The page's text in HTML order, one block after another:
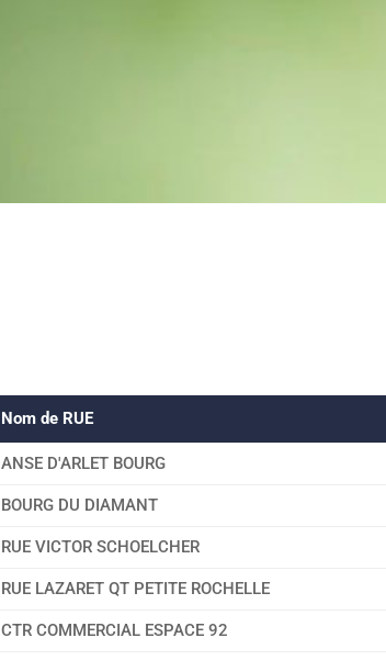
Nom de RUE
ANSE D'ARLET BOURG
BOURG DU DIAMANT
RUE VICTOR SCHOELCHER
RUE LAZARET QT PETITE ROCHELLE
CTR COMMERCIAL ESPACE 92